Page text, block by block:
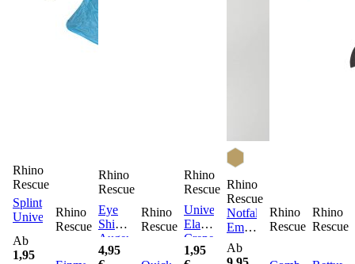
Rhino
Rescue
Splint
Universalschiene
Ab
1,95
Rhino
Rescue
Rhino
Rescue
Eye
Shield
Augenschutz
4,95
Rhino
Rescue
Rhino
Rescue
Universalbinde
Elastic
Crepe
Bandage
1,95
Rhino
Rescue
Notfalldruckverband
Emergency
Bandage
Ab
Rhino
Rescue
Rhino
Rescue